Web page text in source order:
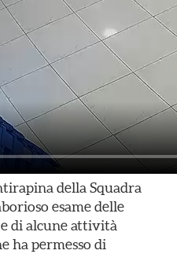
della Squadra
esame delle
di alcune attività
ha permesso di